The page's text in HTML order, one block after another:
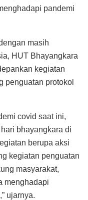
pandemi
masih
HUT Bhayangkara
kegiatan
penguatan protokol
covid saat ini,
bhayangkara di
berupa aksi
kegiatan penguatan
masyarakat,
menghadapi
ujarnya.